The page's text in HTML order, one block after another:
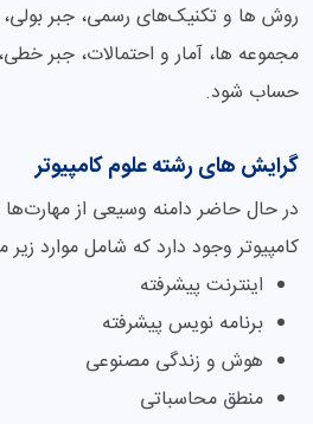
روش ها و تکنیک‌های رسمی، جبر
مجموعه ها، آمار و احتمالات، جبر
حساب شود.
گرایش های رشته علوم کامپیوتر
در حال حاضر دامنه وسیعی از
کامپیوتر وجود دارد که شامل موارد
اینترنت پیشرفته
برنامه نویس پیشرفته
هوش و زندگی مصنوعی
منطق محاسباتی